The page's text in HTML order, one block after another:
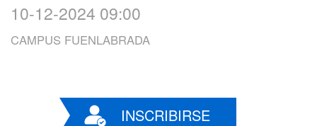
10-12-2024 09:00
CAMPUS FUENLABRADA
INSCRIBIRSE